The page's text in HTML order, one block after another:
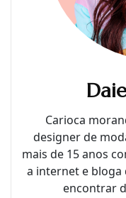
Carioca
designer de
mais de 15 anos
a internet e bloga
encontrar